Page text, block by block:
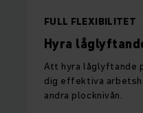
FULL FLEXIBILITET
Hyra
Att hyra låglyftande
dig effektiva
andra plocknivån.